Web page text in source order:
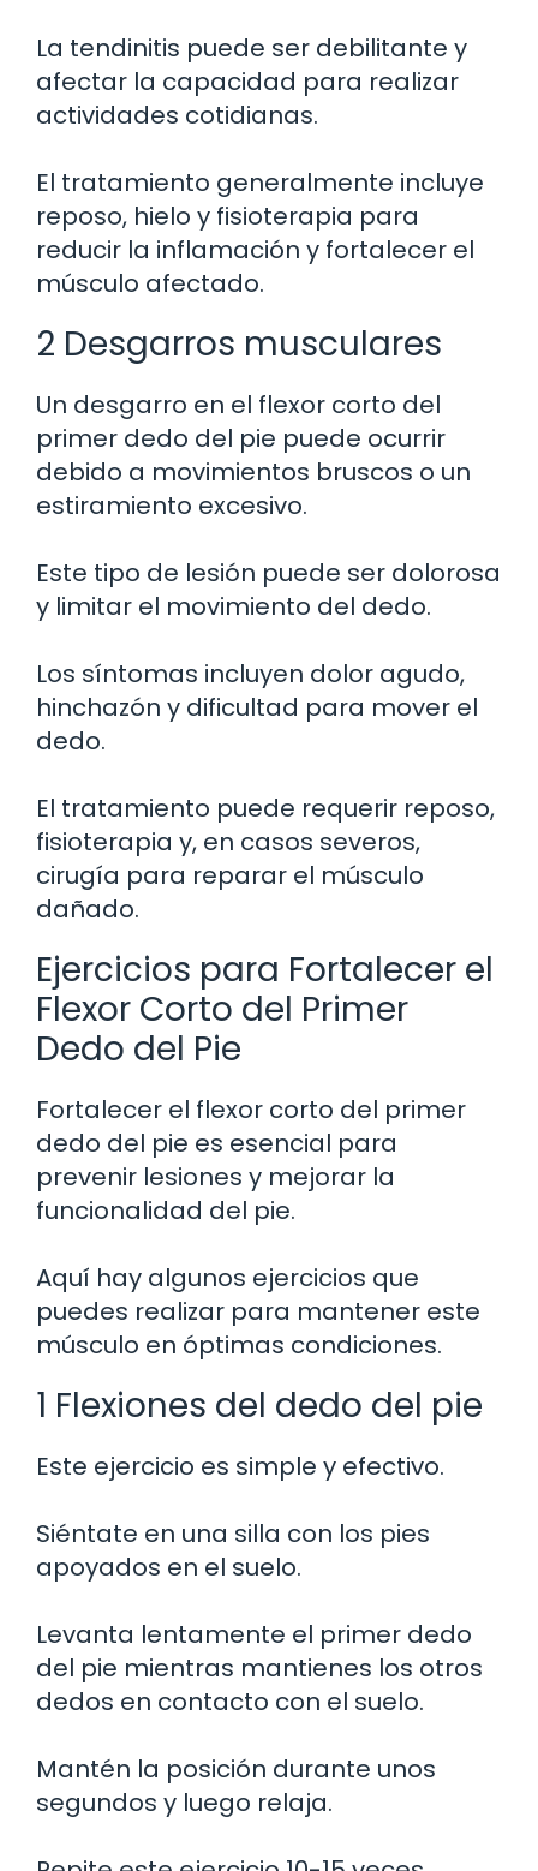
La tendinitis puede ser debilitante y
afectar la capacidad para realizar
actividades cotidianas.
El tratamiento generalmente incluye
reposo, hielo y fisioterapia para
reducir la inflamación y fortalecer el
músculo afectado.
2 Desgarros musculares
Un desgarro en el flexor corto del
primer dedo del pie puede ocurrir
debido a movimientos bruscos o un
estiramiento excesivo.
Este tipo de lesión puede ser dolorosa
y limitar el movimiento del dedo.
Los síntomas incluyen dolor agudo,
hinchazón y dificultad para mover el
dedo.
El tratamiento puede requerir reposo,
fisioterapia y, en casos severos,
cirugía para reparar el músculo
dañado.
Ejercicios para Fortalecer el
Flexor Corto del Primer
Dedo del Pie
Fortalecer el flexor corto del primer
dedo del pie es esencial para
prevenir lesiones y mejorar la
funcionalidad del pie.
Aquí hay algunos ejercicios que
puedes realizar para mantener este
músculo en óptimas condiciones.
1 Flexiones del dedo del pie
Este ejercicio es simple y efectivo.
Siéntate en una silla con los pies
apoyados en el suelo.
Levanta lentamente el primer dedo
del pie mientras mantienes los otros
dedos en contacto con el suelo.
Mantén la posición durante unos
segundos y luego relaja.